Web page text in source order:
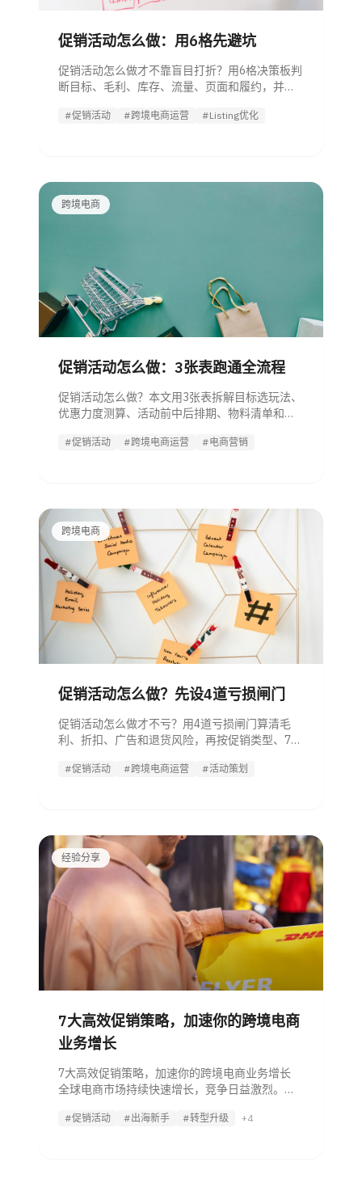
促销活动怎么做：用6格先避坑
促销活动怎么做才不靠盲目打折？用6格决策板判
断目标、毛利、库存、流量、页面和履约，并附
#促销活动 #跨境电商运营 #Listing优化
跨境电商
促销活动怎么做：3张表跑通全流程
促销活动怎么做？本文用3张表拆解目标选玩法、
优惠力度测算、活动前中后排期、物料清单和复
#促销活动 #跨境电商运营 #电商营销
跨境电商
促销活动怎么做？先设4道亏损闸门
促销活动怎么做才不亏？用4道亏损闸门算清毛
利、折扣、广告和退货风险，再按促销类型、7天
#促销活动 #跨境电商运营 #活动策划
经验分享
7大高效促销策略，加速你的跨境电商
业务增长
7大高效促销策略，加速你的跨境电商业务增长
全球电商市场持续快速增长，竞争日益激烈。无
用智能化的促销策略吸引消费者关注、提升转化
#促销活动 #出海新手 #转型升级 +4